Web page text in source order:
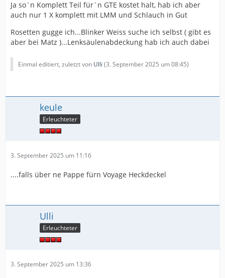
Ja so`n Komplett Teil für`n GTE kostet halt, hab ich aber
auch nur 1 X komplett mit LMM und Schlauch in Gut
Rosetten gugge ich...Blinker Weiss suche ich selbst ( gibt es
aber bei Matz )...Lenksäulenabdeckung hab ich auch dabei
Einmal editiert, zuletzt von Ulli (3. September 2025 um 08:45)
keule
Erleuchteter
3. September 2025 um 11:16
....falls über ne Pappe fürn Voyage Heckdeckel
Ulli
Erleuchteter
3. September 2025 um 13:36